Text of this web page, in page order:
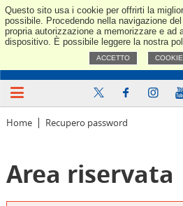
Questo sito usa i cookie per offrirti la
possibile. Procedendo nella navigazione
propria autorizzazione a memorizzare e ad
dispositivo. È possibile leggere la nostra
ACCETTO
Home Recupero password
Area riservata